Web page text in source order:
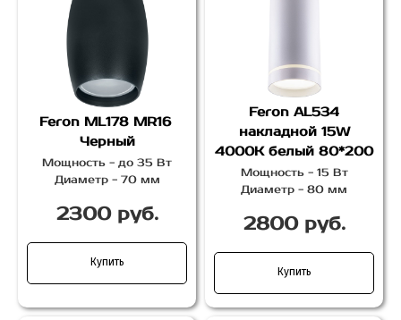
Feron ML178 MR16
Черный
Мощность - до 35 Вт
Диаметр - 70 мм
2300 руб.
Купить
Feron AL534
накладной 15W
4000K белый 80*200
Мощность - 15 Вт
Диаметр - 80 мм
2800 руб.
Купить